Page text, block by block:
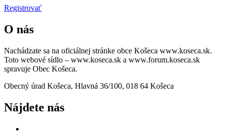
Registrovať
O nás
Nachádzate sa na oficiálnej stránke obce Košeca www.koseca.sk.
Toto webové sídlo – www.koseca.sk a www.forum.koseca.sk
spravuje Obec Košeca.
Obecný úrad Košeca, Hlavná 36/100, 018 64 Košeca
Nájdete nás